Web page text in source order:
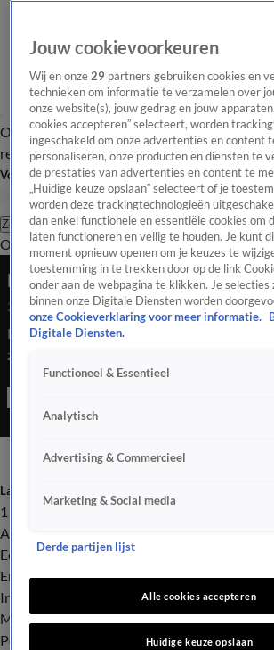
Overzicht Laatste nieuws Regionieuws Het beste
redactie
Volg Hart van Nederland
Zoeken
OverzichtRegioUitzendingenWeerTip de
Dode na frontale botsing op
25 juli 2020, 02:52
Bij een frontale botsing op de N346 bij
zaterdagochtend een automobilist om het
Laatste nieuws
112
Advies & Tips
Economie
Entertainment
Infrastructuur
Milieu en Gezondheid
Politiek
Jouw cookievoorkeuren
Wij en onze29 partners gebruiken cookies en
technieken om informatie te verzamelen over
onze website(s), jouw gedrag en jouw
cookies accepteren” selecteert, worden
ingeschakeld om onze advertenties en content
personaliseren, onze producten en diensten te
de prestaties van advertenties en content te
„Huidige keuze opslaan” selecteert of je
worden deze trackingtechnologieën
dan enkel functionele en essentiële cookies om
laten functioneren en veilig te houden. Je kunt
moment opnieuw openen om je keuzes te
toestemming in te trekken door op de link
onder aan de webpagina te klikken. Je selecties
binnen onze Digitale Diensten worden
onze Cookieverklaring voor meer informatie.
Digitale Diensten.
Functioneel & Essentieel
Analytisch
Advertising & Commercieel
Marketing & Social media
Derde partijen lijst
Alle cookies accepteren
Huidige keuze opslaan